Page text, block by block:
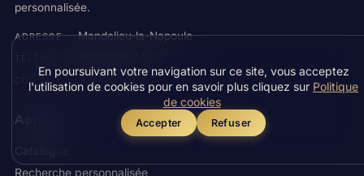
En poursuivant votre navigation sur ce site, vous acceptez
l'utilisation de cookies pour en savoir plus cliquez sur Politique
de cookies
Accepter Refuser
personnalisée.
ADRESSE Mandelieu-la-Napoule
CONTACT Formulaire
Acheter
Catalogue
Recherche personnalisée